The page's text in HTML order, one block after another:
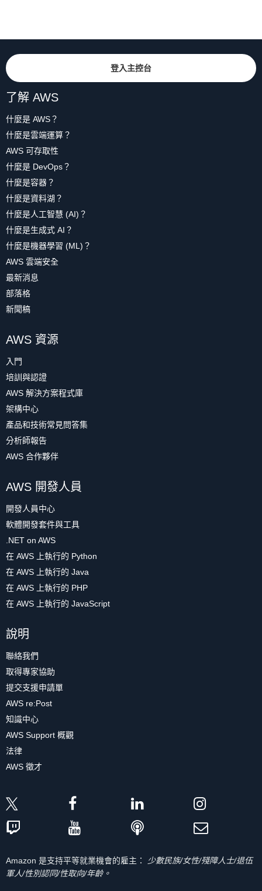
登入主控台
了解 AWS
什麼是 AWS？
什麼是雲端運算？
AWS 可存取性
什麼是 DevOps？
什麼是容器？
什麼是資料湖？
什麼是人工智慧 (AI)？
什麼是生成式 AI？
什麼是機器學習 (ML)？
AWS 雲端安全
最新消息
部落格
新聞稿
AWS 資源
入門
培訓與認證
AWS 解決方案程式庫
架構中心
產品和技術常見問答集
分析師報告
AWS 合作夥伴
AWS 開發人員
開發人員中心
軟體開發套件與工具
.NET on AWS
在 AWS 上執行的 Python
在 AWS 上執行的 Java
在 AWS 上執行的 PHP
在 AWS 上執行的 JavaScript
說明
聯絡我們
取得專家協助
提交支援申請單
AWS re:Post
知識中心
AWS Support 概觀
法律
AWS 徵才
Amazon 是支持平等就業機會的雇主：
少數民族/女性/殘障人士/退伍
軍人/性別認同/性取向/年齡。